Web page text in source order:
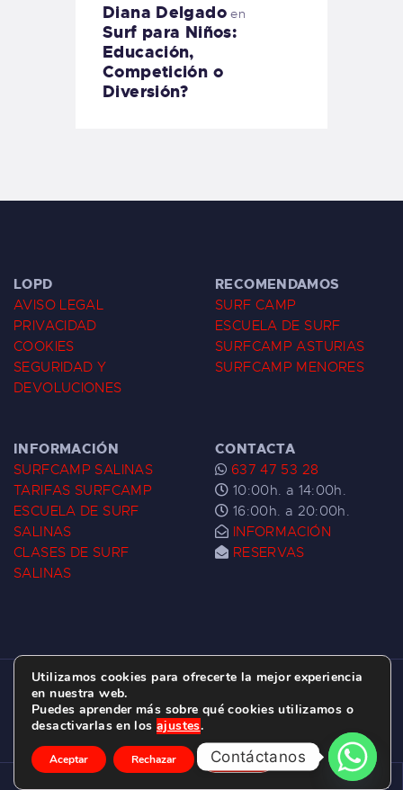
Diana Delgadoen
Surf para Niños:
Educación,
Competición o
Diversión?
LOPD
AVISO LEGAL
PRIVACIDAD
COOKIES
SEGURIDAD Y
DEVOLUCIONES
RECOMENDAMOS
SURF CAMP
ESCUELA DE SURF
SURFCAMP ASTURIAS
SURFCAMP MENORES
INFORMACIÓN
SURFCAMP SALINAS
TARIFAS SURFCAMP
ESCUELA DE SURF
SALINAS
CLASES DE SURF
SALINAS
CONTACTA
637 47 53 28
10:00h. a 14:00h.
16:00h. a 20:00h.
INFORMACIÓN
RESERVAS
ESCUELA DE SURF LAS DUNAS ©
2026.
C/ BERNARDO ÁLVAREZ GALAN 1, SALINAS
(ASTURIAS)
Utilizamos cookies para ofrecerte la mejor experiencia
en nuestra web.
Puedes aprender más sobre qué cookies utilizamos o
desactivarlas en los ajustes.
Aceptar Rechazar Ajustes
Contáctanos